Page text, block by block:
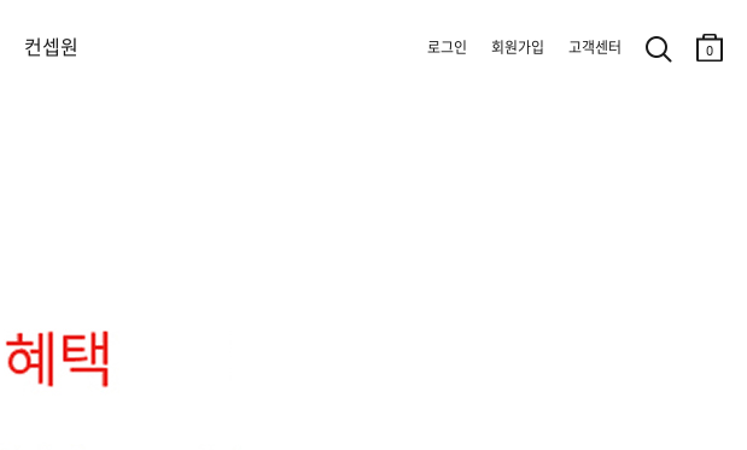
컨셉원 로그인 회원가입 고객센터 0